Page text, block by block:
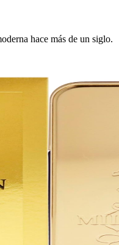
hace más de un siglo.